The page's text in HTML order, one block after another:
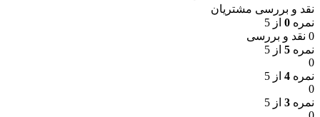
نقد و بررسی مشتریان
نمره 0 از 5
0 نقد و بررسی
نمره 5 از 5
0
نمره 4 از 5
0
نمره 3 از 5